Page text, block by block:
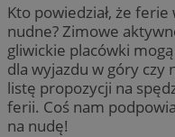
Kto powiedział, że
nudne? Zimowe
gliwickie placówki
dla wyjazdu w góry czy
listę propozycji na
ferii. Coś nam
na nudę!